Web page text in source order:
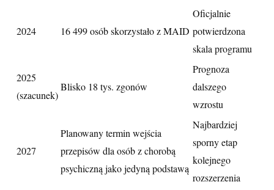
2024 16 499 osób skorzystało z MAID
Oficjalnie
potwierdzona
skala programu
2025
(szacunek)
Blisko 18 tys. zgonów
Prognoza
dalszego
wzrostu
2027
Planowany termin wejścia
przepisów dla osób z chorobą
psychiczną jako jedyną podstawą
Najbardziej
sporny etap
kolejnego
rozszerzenia